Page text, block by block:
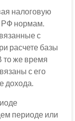
налоговую
РФ нормам.
с
расчете базы
то же время
с его
дохода.
периоде или